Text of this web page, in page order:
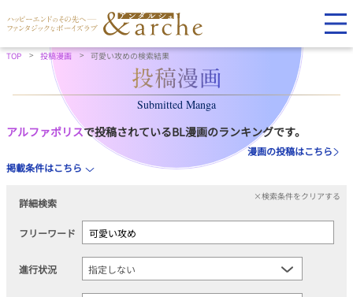
TOP 投稿漫画 可愛い攻めの検索結果
Submitted Manga
アルファポリスで投稿されているBL漫画のランキングです。
漫画の投稿はこちら
掲載条件はこちら
詳細検索
×検索条件をクリアする
フリーワード
進行状況